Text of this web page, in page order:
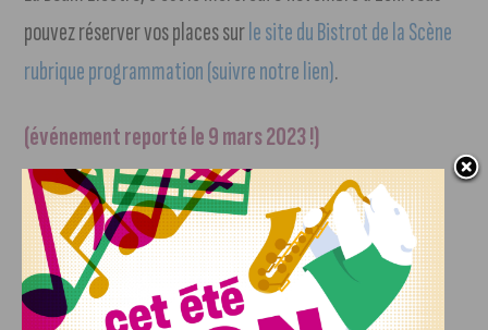
pouvez réserver vos places surle site du Bistrot de la Scène
rubrique programmation (suivre notre lien).
(événement reporté le 9 mars 2023 !)